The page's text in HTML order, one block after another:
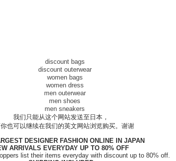
我们只能从这个网站发送至日本，
也可以继续在我们的英文网站浏览购买。谢谢
DESIGNER FASHION ONLINE IN JAPAN
ARRIVALS EVERYDAY UP TO 80% OFF
list their items everyday with discount up to 80% off.